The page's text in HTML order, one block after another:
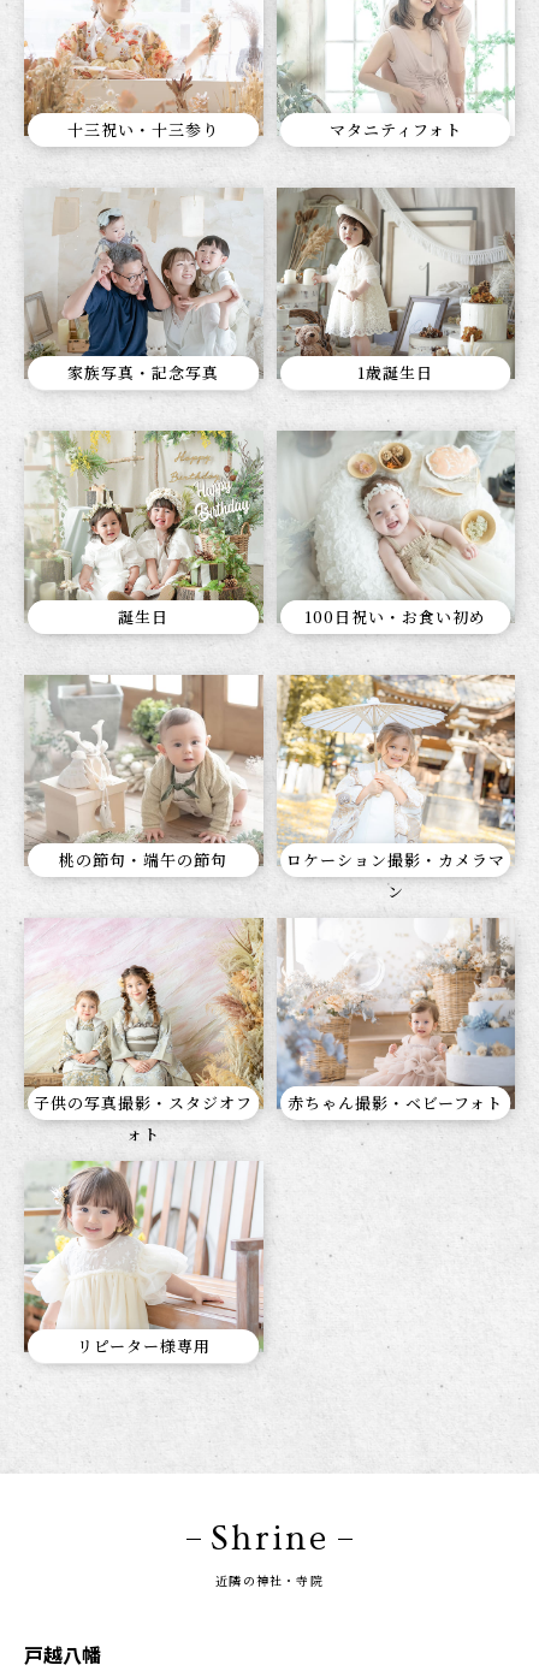
十三祝い・十三参り マタニティフォト
家族写真・記念写真 1歳誕生日
誕生日 100日祝い・お食い初め
桃の節句・端午の節句
ロケーション撮影・カメラマ
ン
子供の写真撮影・スタジオフ
ォト
赤ちゃん撮影・ベビーフォト
リピーター様専用
Shrine
近隣の神社・寺院
戸越八幡